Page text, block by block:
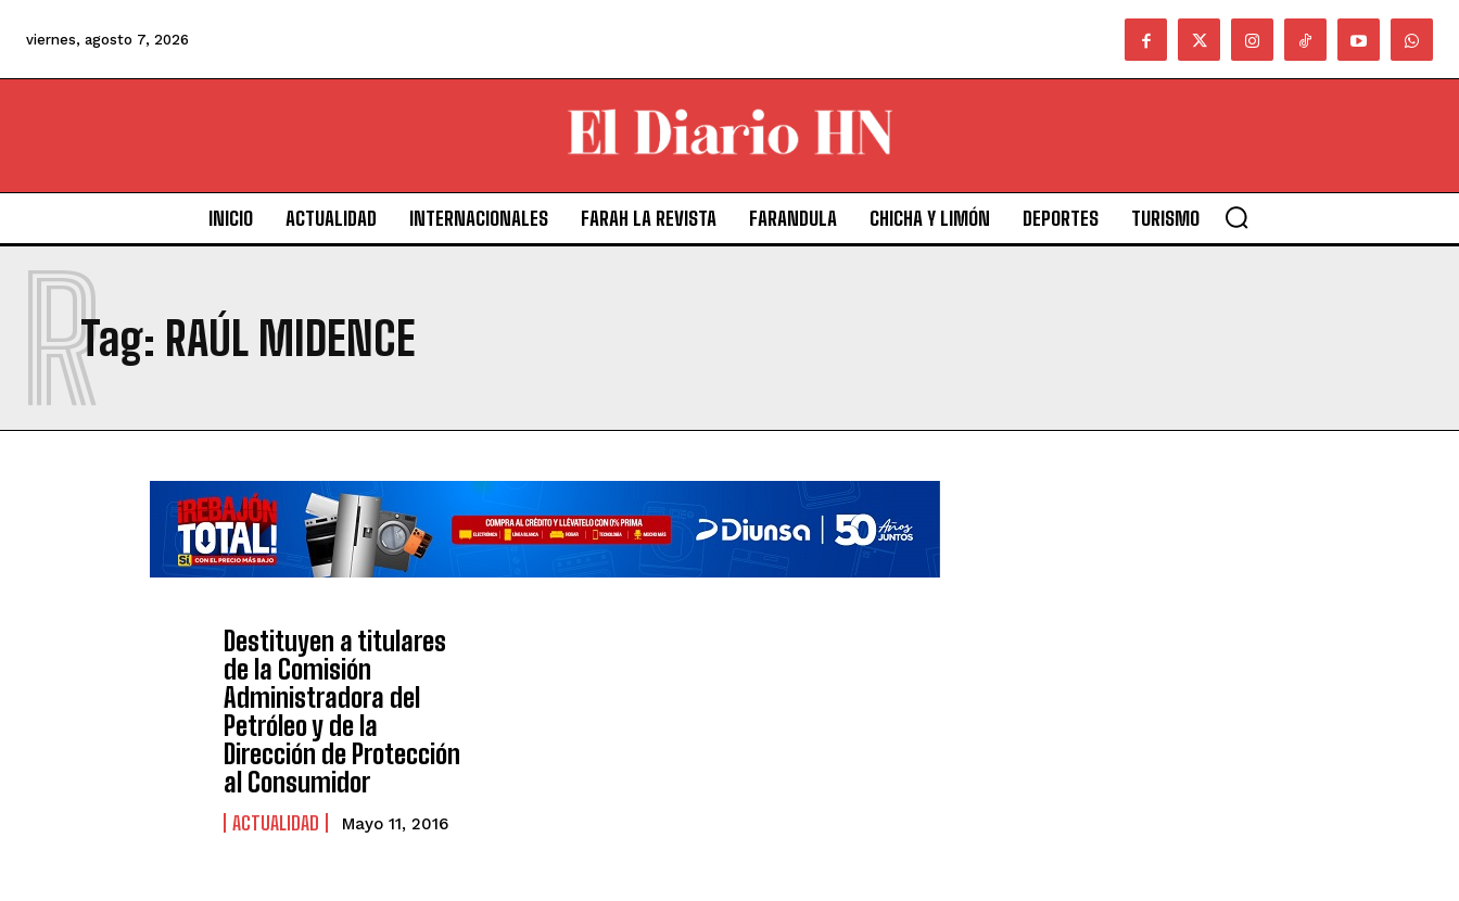
viernes, agosto 7, 2026
INICIO ACTUALIDAD INTERNACIONALES FARAH LA REVISTA FARANDULA CHICHA Y LIMÓN DEPORTES TURISMO
Tag: RAÚL MIDENCE
R
Destituyen a titulares
de la Comisión
Administradora del
Petróleo y de la
Dirección de Protección
al Consumidor
ACTUALIDAD Mayo 11, 2016